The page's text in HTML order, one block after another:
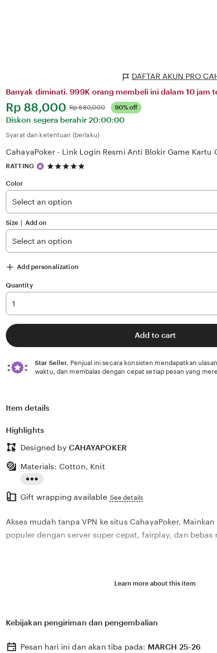
DAFTAR AKUN PRO
Banyak diminati. 999K orang membeli ini dalam 10 jam
Harga:
Rp 88,000 Normal:
Rp 880,000 90% off
Diskon segera berahir 20:00:00
Syarat dan ketentuan (berlaku)
CahayaPoker - Link Login Resmi Anti Blokir Game Kartu
RATTING
5
5
stars
Color
Size ∣ Add on
Add personalization
Quantity
Add to cart
Star Seller. Penjual ini secara konsisten mendapatkan
waktu, dan membalas dengan cepat setiap pesan yang
Item details
Highlights
Designed by CAHAYAPOKER
the
description
Materials: Cotton, Knit
Gift wrapping available See details
Akses mudah tanpa VPN ke situs CahayaPoker.
populer dengan server super cepat, fairplay, dan bebas
Learn more about this item
Kebijakan pengiriman dan pengembalian
Pesan hari ini dan akan tiba pada: MARCH 25-26